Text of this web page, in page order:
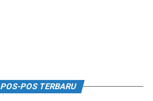
POS-POS TERBARU